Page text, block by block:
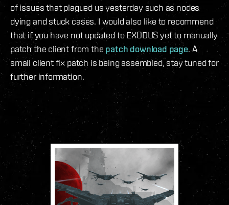
of issues that plagued us yesterday such as nodes
dying and stuck cases. I would also like to recommend
that if you have not updated to EXODUS yet to manually
patch the client from the patch download page. A
small client fix patch is being assembled, stay tuned for
further information.